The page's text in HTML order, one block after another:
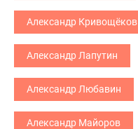
Александр Кривощёков
Александр Лапутин
Александр Любавин
Александр Майоров